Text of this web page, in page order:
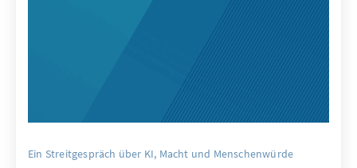
Ein Streitgespräch über KI, Macht und Menschenwürde